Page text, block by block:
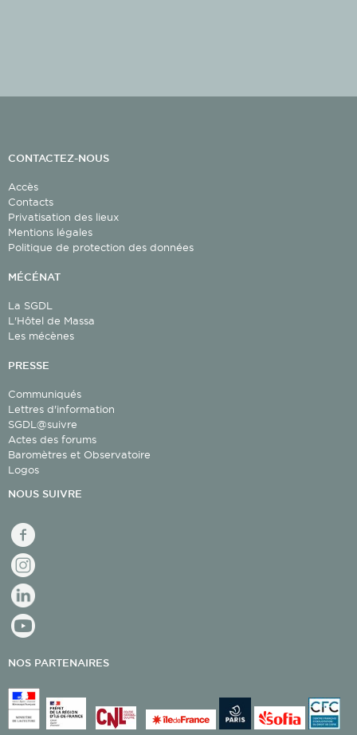
CONTACTEZ-NOUS
Accès
Contacts
Privatisation des lieux
Mentions légales
Politique de protection des données
MÉCÉNAT
La SGDL
L'Hôtel de Massa
Les mécènes
PRESSE
Communiqués
Lettres d'information
SGDL@suivre
Actes des forums
Baromètres et Observatoire
Logos
NOUS SUIVRE
facebook
Instagram
linkedin
youtube
NOS PARTENAIRES